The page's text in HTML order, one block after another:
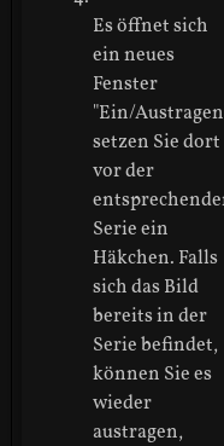
Es öffnet sich
ein neues
Fenster
"Ein/
setzen Sie dort
vor der
Serie ein
Häkchen. Falls
sich das Bild
bereits in der
Serie befindet,
können Sie es
wieder
austragen,